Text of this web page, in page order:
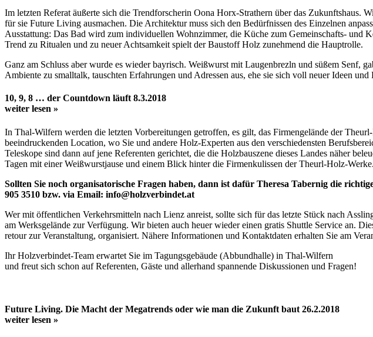
Im letzten Referat äußerte sich die Trendforscherin Oona Horx-Strathern über das
für sie Future Living ausmachen. Die Architektur muss sich den Bedürfnissen des Einzelnen
Ausstattung: Das Bad wird zum individuellen Wohnzimmer, die Küche zum Gemeinschafts-
Trend zu Ritualen und zu neuer Achtsamkeit spielt der Baustoff Holz zunehmend die Hauptrolle.
Ganz am Schluss aber wurde es wieder bayrisch. Weißwurst mit Laugenbrezln und süßem Senf,
Ambiente zu smalltalk, tauschten Erfahrungen und Adressen aus, ehe sie sich voll neuer Ideen
10, 9, 8 … der Countdown läuft 8.3.2018
weiter lesen »
In Thal-Wilfern werden die letzten Vorbereitungen getroffen, es gilt, das Firmengelände der
beeindruckenden Location, wo Sie und andere Holz-Experten aus den verschiedensten
Teleskope sind dann auf jene Referenten gerichtet, die die Holzbauszene dieses Landes näher
Tagen mit einer Weißwurstjause und einem Blick hinter die Firmenkulissen der Theurl-Holz-Werke.
Sollten Sie noch organisatorische Fragen haben, dann ist dafür Theresa Tabernig die
905 3510 bzw. via Email: info@holzverbindet.at
Wer mit öffentlichen Verkehrsmitteln nach Lienz anreist, sollte sich für das letzte Stück nach
am Werksgelände zur Verfügung. Wir bieten auch heuer wieder einen gratis Shuttle Service an.
retour zur Veranstaltung, organisiert. Nähere Informationen und Kontaktdaten erhalten Sie am
Ihr Holzverbindet-Team erwartet Sie im Tagungsgebäude (Abbundhalle) in Thal-Wilfern
und freut sich schon auf Referenten, Gäste und allerhand spannende Diskussionen und Fragen!
Future Living. Die Macht der Megatrends oder wie man die Zukunft baut 26.2.2018
weiter lesen »